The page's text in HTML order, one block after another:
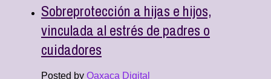
Sobreprotección a hijas e hijos,
vinculada al estrés de padres o
cuidadores
Posted by Oaxaca Digital